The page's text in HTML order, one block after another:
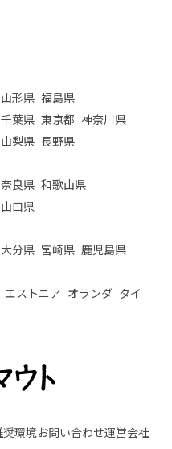
山形県 福島県
千葉県 東京都 神奈川県
山梨県 長野県
奈良県 和歌山県
山口県
大分県 宮崎県 鹿児島県
エストニア オランダ タイ
奨環境お問い合わせ運営会社